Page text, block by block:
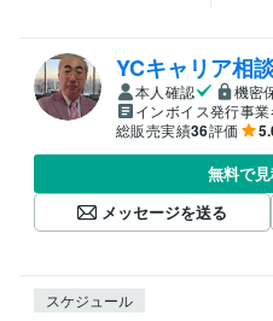
YCキャリア相
本人確認
機密
インボイス発行事
総販売実績36評価
無料で
メッセージを送る
スケジュール